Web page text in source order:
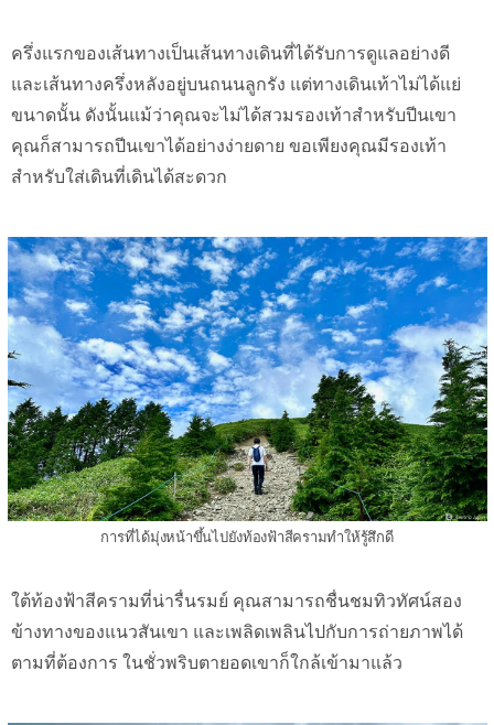
ครึ่งแรกของเส้นทางเป็นเส้นทางเดินที่ได้รับการดูแลอย่างดี
และเส้นทางครึ่งหลังอยู่บนถนนลูกรัง แต่ทางเดินเท้าไม่ได้แย่
ขนาดนั้น ดังนั้นแม้ว่าคุณจะไม่ได้สวมรองเท้าสำหรับปีนเขา
คุณก็สามารถปีนเขาได้อย่างง่ายดาย ขอเพียงคุณมีรองเท้า
สำหรับใส่เดินที่เดินได้สะดวก
การที่ได้มุ่งหน้าขึ้นไปยังท้องฟ้าสีครามทำให้รู้สึกดี
ใต้ท้องฟ้าสีครามที่น่ารื่นรมย์ คุณสามารถชื่นชมทิวทัศน์สอง
ข้างทางของแนวสันเขา และเพลิดเพลินไปกับการถ่ายภาพได้
ตามที่ต้องการ ในชั่วพริบตายอดเขาก็ใกล้เข้ามาแล้ว